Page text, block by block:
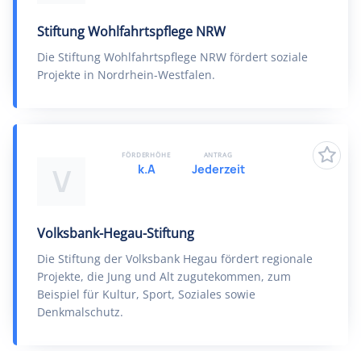
Stiftung Wohlfahrtspflege NRW
Die Stiftung Wohlfahrtspflege NRW fördert soziale
Projekte in Nordrhein-Westfalen.
V
Volksbank-Hegau-Stiftung
Die Stiftung der Volksbank Hegau fördert regionale
Projekte, die Jung und Alt zugutekommen, zum
Beispiel für Kultur, Sport, Soziales sowie
Denkmalschutz.
FÖRDERHÖHE
k.A
ANTRAG
Jederzeit